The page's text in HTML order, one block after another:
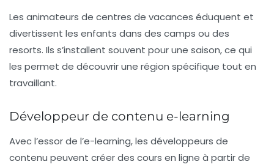
Les animateurs de centres de vacances éduquent et
divertissent les enfants dans des camps ou des
resorts. Ils s’installent souvent pour une saison, ce qui
les permet de découvrir une région spécifique tout en
travaillant.
Développeur de contenu e-learning
Avec l’essor de l’e-learning, les développeurs de
contenu peuvent créer des cours en ligne à partir de